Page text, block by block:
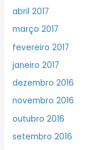
abril 2017
março 2017
fevereiro 2017
janeiro 2017
dezembro 2016
novembro 2016
outubro 2016
setembro 2016